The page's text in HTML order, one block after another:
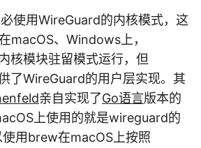
使用WireGuard的内核模式，这
macOS、Windows上，
核模块驻留模式运行，但
了WireGuard的用户层实现。其
亲自实现了Go语言版本的
上使用的就是wireguard的
用brew在macOS上按照